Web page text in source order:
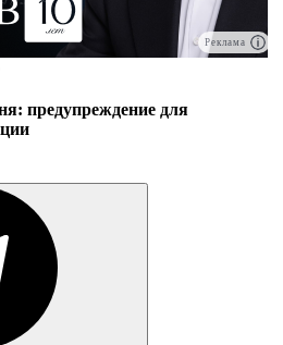
Реклама
предупреждение для